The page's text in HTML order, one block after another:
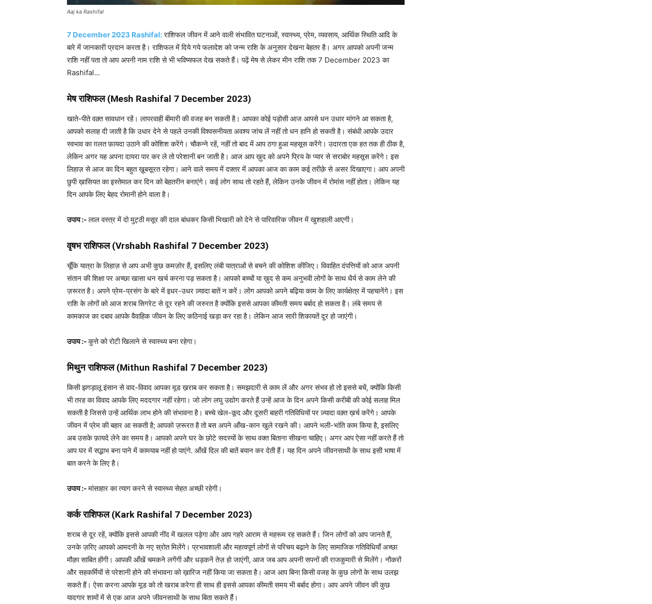
Aaj ka Rashifal
7 December 2023 Rashifal:राशिफल जीवन में आने वाली संभावित घटनाओं, स्वास्थ्य, प्रेम, व्यवसाय, आर्थिक स्थिति आदि के
बारे में जानकारी प्रदान करता है। राशिफल में दिये गये फलादेश को जन्म राशि के अनुसार देखना बेहतर है। अगर आपको अपनी जन्म
राशि नहीं पता तो आप अपनी नाम राशि से भी भविष्यफल देख सकते हैं। पढ़ें मेष से लेकर मीन राशि तक 7 December 2023 का
Rashifal…
मेष राशिफल (Mesh Rashifal 7 December 2023)
खाते-पीते वक़्त सावधान रहें। लापरवाही बीमारी की वजह बन सकती है। आपका कोई पड़ोसी आज आपसे धन उधार मांगने आ सकता है,
आपको सलाह दी जाती है कि उधार देने से पहले उनकी विश्वसनीयता अवश्य जांच लें नहीं तो धन हानि हो सकती है। संबंधी आपके उदार
स्वभाव का ग़लत फ़ायदा उठाने की कोशिश करेंगे। चौकन्ने रहें, नहीं तो बाद में आप ठगा हुआ महसूस करेंगे। उदारता एक हत तक ही ठीक है,
लेकिन अगर यह अपना दायरा पार कर ले तो परेशानी बन जाती है। आज आप ख़ुद को अपने प्रिय के प्यार से सराबोर महसूस करेंगे। इस
लिहाज़ से आज का दिन बहुत ख़ूबसूरत रहेगा। आने वाले समय में दफ़्तर में आपका आज का काम कई तरीक़े से असर दिखाएगा। आप अपनी
छुपी ख़ासियत का इस्तेमाल कर दिन को बेहतरीन बनाएंगे। कई लोग साथ तो रहते हैं, लेकिन उनके जीवन में रोमांस नहीं होता। लेकिन यह
दिन आपके लिए बेहद रोमानी होने वाला है।
उपाय :-लाल वस्त्र में दो मुट्ठी मसूर की दाल बांधकर किसी भिखारी को देने से पारिवारिक जीवन में खुशहाली आएगी।
वृषभ राशिफल (Vrshabh Rashifal 7 December 2023)
चूँकि यात्रा के लिहाज़ से आप अभी कुछ कमज़ोर हैं, इसलिए लंबी यात्राओं से बचने की कोशिश कीजिए। विवाहित दंपत्तियों को आज अपनी
संतान की शिक्षा पर अच्छा खासा धन खर्च करना पड़ सकता है। आपको बच्चों या ख़ुद से कम अनुभवी लोगों के साथ धैर्य से काम लेने की
ज़रूरत है। अपने प्रेम-प्रसंग के बारे में इधर-उधर ज़्यादा बातें न करें। लोग आपको अपने बढ़िया काम के लिए कार्यक्षेत्र में पहचानेंगे। इस
राशि के लोगोंं को आज शराब सिगरेट से दूर रहने की जरुरत है क्योंकि इससे आपका कीमती समय बर्बाद हो सकता है। लंबे समय से
कामकाज का दबाव आपके वैवाहिक जीवन के लिए कठिनाई खड़ा कर रहा है। लेकिन आज सारी शिकायतें दूर हो जाएंगी।
उपाय :-कुत्ते को रोटी खिलाने से स्वास्थ्य बना रहेगा।
मिथुन राशिफल (Mithun Rashifal 7 December 2023)
किसी झगड़ालू इंसान से वाद-विवाद आपका मूड ख़राब कर सकता है। समझदारी से काम लें और अगर संभव हो तो इससे बचें, क्योंकि किसी
भी तरह का विवाद आपके लिए मददगार नहीं रहेगा। जो लोग लघु उद्योग करते हैं उन्हें आज के दिन अपने किसी करीबी की कोई सलाह मिल
सकती है जिससे उन्हें आर्थिक लाभ होने की संभावना है। बच्चे खेल-कूद और दूसरी बाहरी गतिविधियों पर ज़्यादा वक़्त ख़र्च करेंगे। आपके
जीवन में प्रेम की बहार आ सकती है; आपको ज़रूरत है तो बस अपने आँख-कान खुले रखने की। आपने भली-भांति काम किया है, इसलिए
अब उसके फ़ायदे लेने का समय है। आपको अपने घर के छोटे सदस्यों के साथ वक्त बिताना सीखना चाहिए। अगर आप ऐसा नहीं करते हैं तो
आप घर में सद्भाभ बना पाने में कामयाब नहीं हो पाएंगे. आँखें दिल की बातें बयान कर देती हैं। यह दिन अपने जीवनसाथी के साथ इसी भाषा में
बात करने के लिए है।
उपाय :-मांसाहार का त्याग करने से स्वास्थ्य सेहत अच्छी रहेगी।
कर्क राशिफल (Kark Rashifal 7 December 2023)
शराब से दूर रहें, क्योंकि इससे आपकी नींद में खलल पड़ेगा और आप गहरे आराम से महरूम रह सकते हैं। जिन लोगों को आप जानते हैं,
उनके ज़रिए आपको आमदनी के नए स्रोत मिलेंगे। प्रभावशाली और महत्वपूर्ण लोगों से परिचय बढ़ाने के लिए सामाजिक गतिविधियाँ अच्छा
मौक़ा साबित होंगी। आपकी आँखें चमकने लगेंगी और धड़कनें तेज़ हो जाएंगी, आज जब आप अपनी सपनों की राजकुमारी से मिलेंगे। नौकरों
और सहकर्मियों से परेशानी होने की संभावना को ख़ारिज नहीं किया जा सकता है। आज आप बिना किसी वजह के कुछ लोगों के साथ उलझ
सकते हैं। ऐसा करना आपके मूड को तो खराब करेगा ही साथ ही इससे आपका कीमती समय भी बर्बाद होगा। आप अपने जीवन की कुछ
यादगार शामों में से एक आज अपने जीवनसाथी के साथ बिता सकते हैंं।